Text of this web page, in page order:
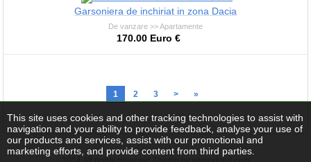
Garsoniera de inchiriat in zona Dacia
De vanzare >> Apartamente
170.00 Euro €
1 2 3 > »
This site uses cookies and other tracking technologies to assist with
navigation and your ability to provide feedback, analyse your use of
our products and services, assist with our promotional and
marketing efforts, and provide content from third parties.